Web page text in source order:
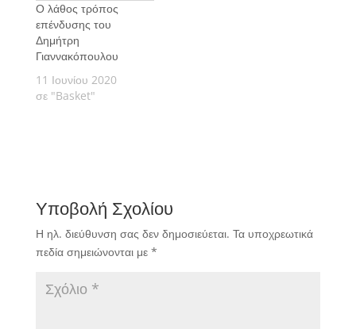
Ο λάθος τρόπος
επένδυσης του
Δημήτρη
Γιαννακόπουλου
11 Ιουνίου 2020
σε "Basket"
Υποβολή Σχολίου
Η ηλ. διεύθυνση σας δεν δημοσιεύεται. Τα υποχρεωτικά
πεδία σημειώνονται με *